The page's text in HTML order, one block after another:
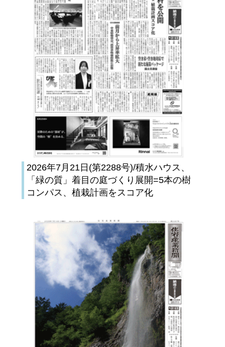
2026年7月21日(第2288号)/積水ハウス、
「緑の質」着目の庭づくり展開=5本の樹
コンパス、植栽計画をスコア化